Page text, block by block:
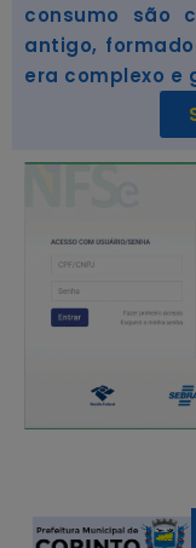
consumo são
antigo,
era complexo e